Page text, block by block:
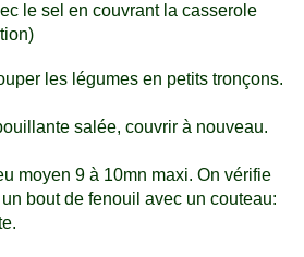
le sel en couvrant la casserole
les légumes en petits tronçons.
salée, couvrir à nouveau.
moyen 9 à 10mn maxi. On vérifie
bout de fenouil avec un couteau: